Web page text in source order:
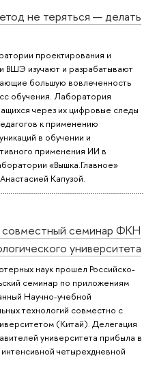
не теряться — делать
проектирования и
ВШЭ изучают и разрабатывают
большую вовлеченность
обучения. Лаборатория
через их цифровые следы
к применению
в обучении и
применения ИИ в
«Вышка.Главное»
Капузой.
совместный семинар ФКН
университета
наук прошел Российско-
семинар по приложениям
Научно-учебной
технологий совместно с
(Китай). Делегация
университета прибыла в
четырехдневной